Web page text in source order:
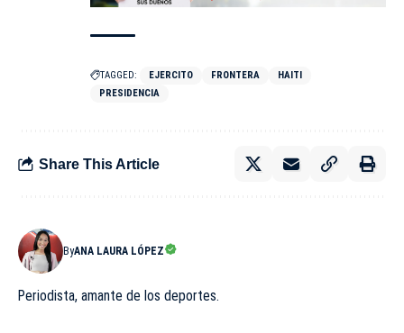
TAGGED: EJERCITO FRONTERA
HAITI
PRESIDENCIA
Share This Article
ByANA LAURA LÓPEZ
Periodista, amante de los deportes.